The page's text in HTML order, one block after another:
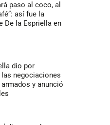
paso al coco, al
así fue la
De la Espriella en
dio por
negociaciones
y anunció